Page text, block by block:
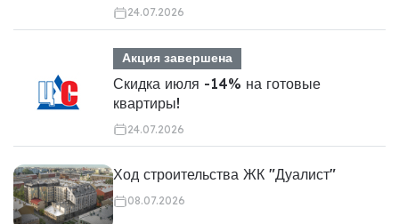
24.07.2026
Акция завершена
Скидка июля -14% на готовые
квартиры!
24.07.2026
Ход строительства ЖК "Дуалист"
08.07.2026